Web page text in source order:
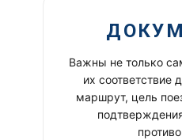
Важны не только
их соответствие
маршрут, цель